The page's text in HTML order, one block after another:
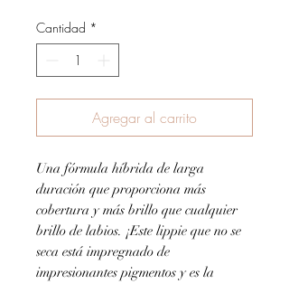
Cantidad *
Agregar al carrito
Una fórmula híbrida de larga
duración que proporciona más
cobertura y más brillo que cualquier
brillo de labios. ¡Este lippie que no se
seca está impregnado de
impresionantes pigmentos y es la